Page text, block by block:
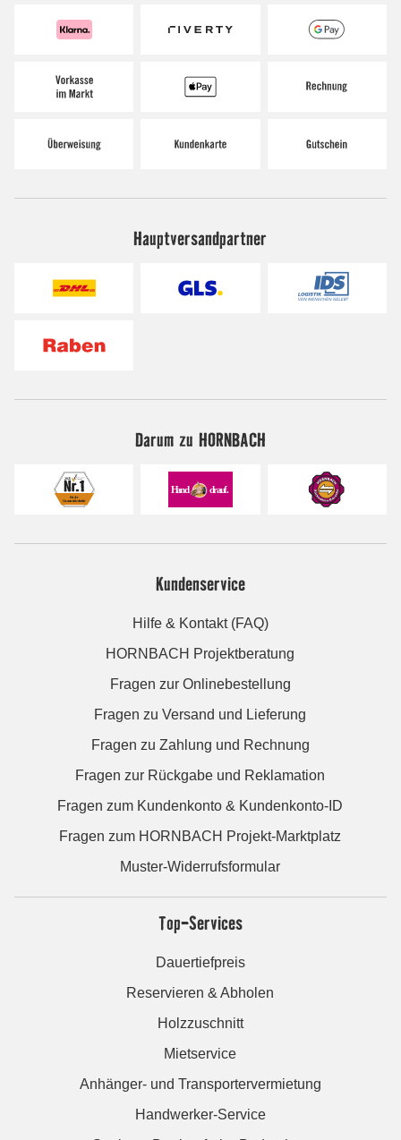
Hauptversandpartner
Darum zu HORNBACH
Kundenservice
Hilfe & Kontakt (FAQ)
HORNBACH Projektberatung
Fragen zur Onlinebestellung
Fragen zu Versand und Lieferung
Fragen zu Zahlung und Rechnung
Fragen zur Rückgabe und Reklamation
Fragen zum Kundenkonto & Kundenkonto-ID
Fragen zum HORNBACH Projekt-Marktplatz
Muster-Widerrufsformular
Top-Services
Dauertiefpreis
Reservieren & Abholen
Holzzuschnitt
Mietservice
Anhänger- und Transportervermietung
Handwerker-Service